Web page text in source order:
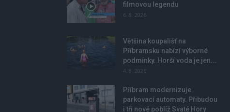
filmovou legendu
6. 8. 2026
Většina koupališť na
Příbramsku nabízí výborné
podmínky. Horší voda je jen...
4. 8. 2026
Příbram modernizuje
parkovací automaty. Přibudou
i tři nové poblíž Svaté Hory